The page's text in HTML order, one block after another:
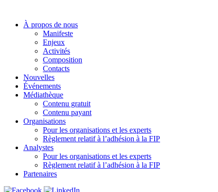
contenuÀ propos de nous
Manifeste
Enjeux
Activités
Composition
Contacts
Nouvelles
Événements
Médiathèque
Contenu gratuit
Contenu payant
Organisations
Pour les organisations et les experts
Règlement relatif à l’adhésion à la FIP
Analystes
Pour les organisations et les experts
Règlement relatif à l’adhésion à la FIP
Partenaires